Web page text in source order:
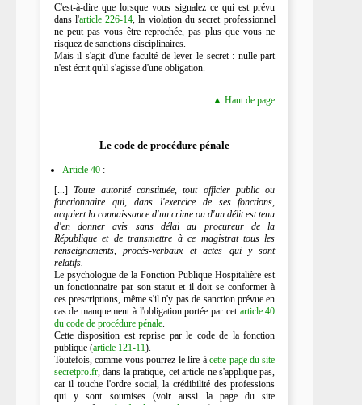
C'est-à-dire que lorsque vous signalez ce qui est prévu
dans l'article 226-14, la violation du secret professionnel
ne peut pas vous être reprochée, pas plus que vous ne
risquez de sanctions disciplinaires.
Mais il s'agit d'une faculté de lever le secret : nulle part
n'est écrit qu'il s'agisse d'une obligation.
▲ Haut de page
Le code de procédure pénale
Article 40:
[...]Toute autorité constituée, tout officier public ou
fonctionnaire qui, dans l'exercice de ses fonctions,
acquiert la connaissance d'un crime ou d'un délit est tenu
d'en donner avis sans délai au procureur de la
République et de transmettre à ce magistrat tous les
renseignements, procès-verbaux et actes qui y sont
relatifs.
Le psychologue de la Fonction Publique Hospitalière est
un fonctionnaire par son statut et il doit se conformer à
ces prescriptions, même s'il n'y pas de sanction prévue en
cas de manquement à l'obligation portée par cet article 40
du code de procédure pénale.
Cette disposition est reprise par le code de la fonction
publique (article 121-11).
Toutefois, comme vous pourrez le lire àcette page du site
secretpro.fr, dans la pratique, cet article ne s'applique pas,
car il touche l'ordre social, la crédibilité des professions
qui y sont soumises (voir aussi la page du site